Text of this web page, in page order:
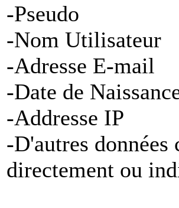
-Pseudo
-Nom Utilisateur
-Adresse E-mail
-Date de
-Addresse IP
-D'autres
directement ou